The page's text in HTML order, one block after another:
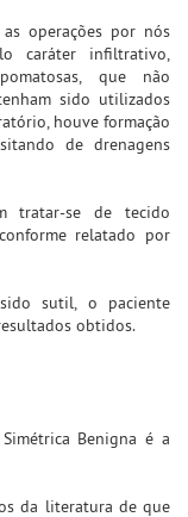
operações por nós
caráter infiltrativo,
que não
sido utilizados
houve formação
de drenagens
tratar-se de tecido
relatado por
sutil, o paciente
obtidos.
Benigna é a
da literatura de que